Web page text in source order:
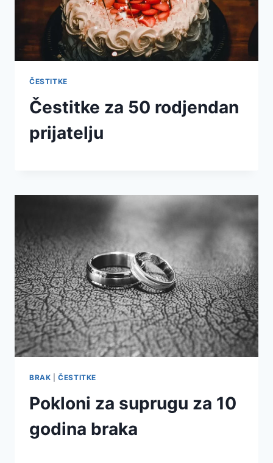
ČESTITKE
Čestitke za 50 rodjendan
prijatelju
BRAK |ČESTITKE
Pokloni za suprugu za 10
godina braka